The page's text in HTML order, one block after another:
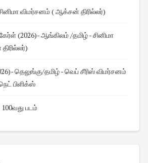
சினிமா விமர்சனம் ( ஆக்சன் திரில்லர்)
(2026)- ஆங்கிலம் /தமிழ் - சினிமா
தமிழ் - வெப் சீரிஸ் விமர்சனம்
பிளிக்ஸ்
100வது படம்